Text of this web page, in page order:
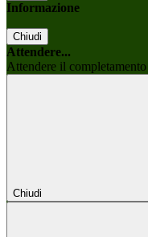
Informazione
Chiudi
Attendere...
Attendere il
Chiudi